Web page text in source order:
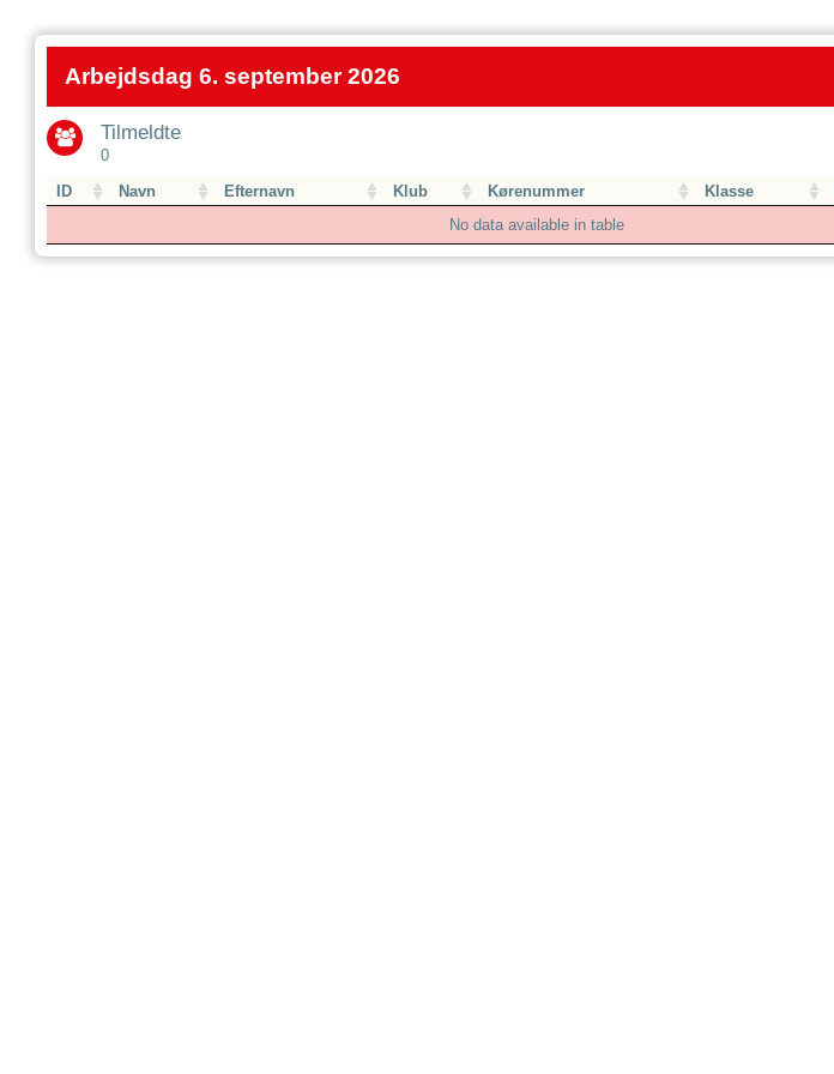
Arbejdsdag 6. september 2026
Tilmeldte
0
ID Navn Efternavn Klub Kørenummer Klasse
No data available in table